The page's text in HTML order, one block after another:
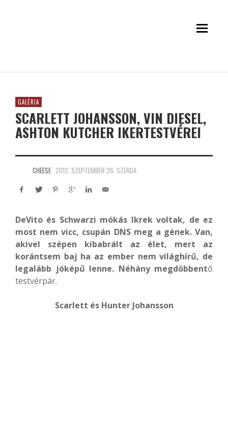
GALÉRIA
SCARLETT JOHANSSON, VIN DIESEL,
ASHTON KUTCHER IKERTESTVÉREI
CHEESE 2012. SZEPTEMBER 26. SZERDA
DeVito és Schwarzi mókás Ikrek voltak, de ez
most nem vicc, csupán DNS meg a gének. Van,
akivel szépen kibabrált az élet, mert az
korántsem baj ha az ember nem világhírű, de
legalább jóképű lenne. Néhány megdöbbentő
testvérpár.
Scarlett és Hunter Johansson